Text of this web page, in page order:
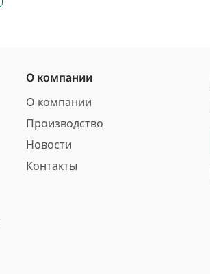
О компании
О компании
Производство
Новости
Контакты